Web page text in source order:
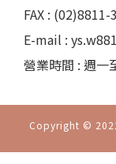
FAX : (02)8811-
E-mail :
營業時間 : 週一
Copyright ©